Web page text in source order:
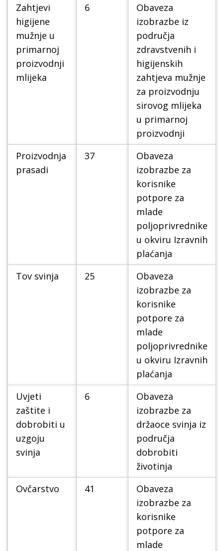
Zahtjevi
higijene
mužnje u
primarnoj
proizvodnji
mlijeka
6
Obaveza
izobrazbe iz
područja
zdravstvenih i
higijenskih
zahtjeva mužnje
za proizvodnju
sirovog mlijeka
u primarnoj
proizvodnji
Proizvodnja
prasadi
37
Obaveza
izobrazbe za
korisnike
potpore za
mlade
poljoprivrednike
u okviru Izravnih
plaćanja
Tov svinja
25
Obaveza
izobrazbe za
korisnike
potpore za
mlade
poljoprivrednike
u okviru Izravnih
plaćanja
Uvjeti
zaštite i
dobrobiti u
uzgoju
svinja
6
Obaveza
izobrazbe za
držaoce svinja iz
područja
dobrobiti
životinja
Ovčarstvo
41
Obaveza
izobrazbe za
korisnike
potpore za
mlade